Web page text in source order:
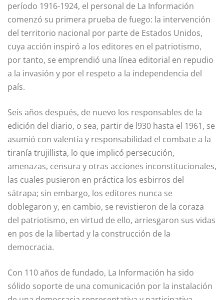
período 1916-1924, el personal de La Información
comenzó su primera prueba de fuego: la intervención
del territorio nacional por parte de Estados Unidos,
cuya acción inspiró a los editores en el patriotismo,
por tanto, se emprendió una línea editorial en repudio
a la invasión y por el respeto a la independencia del
país.
Seis años después, de nuevo los responsables de la
edición del diario, o sea, partir de l930 hasta el 1961, se
asumió con valentía y responsabilidad el combate a la
tiranía trujillista, lo que implicó persecución,
amenazas, censura y otras acciones inconstitucionales,
las cuales pusieron en práctica los esbirros del
sátrapa; sin embargo, los editores nunca se
doblegaron y, en cambio, se revistieron de la coraza
del patriotismo, en virtud de ello, arriesgaron sus vidas
en pos de la libertad y la construcción de la
democracia.
Con 110 años de fundado, La Información ha sido
sólido soporte de una comunicación por la instalación